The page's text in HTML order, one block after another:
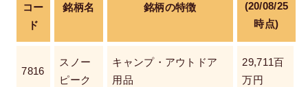
コー
ド
銘柄名 銘柄の特徴
(20/08/25
時点)
7816
スノー
ピーク
キャンプ・アウトドア
用品
29,711百
万円